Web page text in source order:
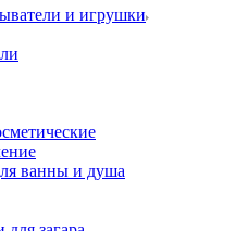
и игрушки
ванны и душа